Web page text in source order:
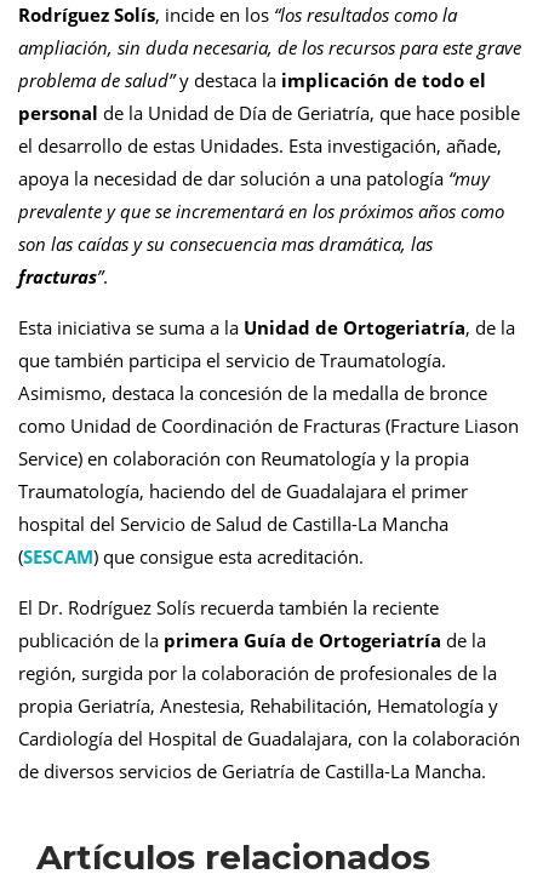
Rodríguez Solís, incide en los “los resultados como la
ampliación, sin duda necesaria, de los recursos para este grave
problema de salud”y destaca la implicación de todo el
personal de la Unidad de Día de Geriatría, que hace posible
el desarrollo de estas Unidades. Esta investigación, añade,
apoya la necesidad de dar solución a una patología “muy
prevalente y que se incrementará en los próximos años como
son las caídas y su consecuencia mas dramática, las
fracturas”.
Esta iniciativa se suma a la Unidad de Ortogeriatría, de la
que también participa el servicio de Traumatología.
Asimismo, destaca la concesión de la medalla de bronce
como Unidad de Coordinación de Fracturas (Fracture Liason
Service) en colaboración con Reumatología y la propia
Traumatología, haciendo del de Guadalajara el primer
hospital del Servicio de Salud de Castilla-La Mancha
(SESCAM) que consigue esta acreditación.
El Dr. Rodríguez Solís recuerda también la reciente
publicación de la primera Guía de Ortogeriatría de la
región, surgida por la colaboración de profesionales de la
propia Geriatría, Anestesia, Rehabilitación, Hematología y
Cardiología del Hospital de Guadalajara, con la colaboración
de diversos servicios de Geriatría de Castilla-La Mancha.
Artículos relacionados